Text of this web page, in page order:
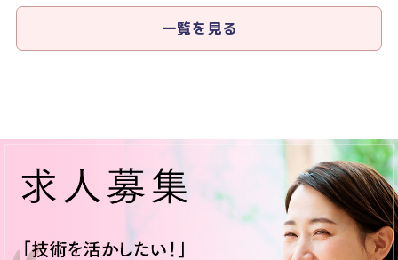
一覧を見る